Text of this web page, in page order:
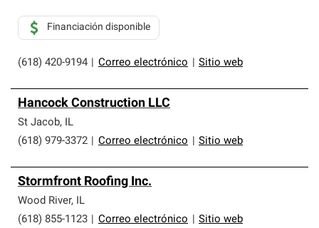
(618) 420-9194 Correo electrónico Sitio web
Financiación disponible
Hancock Construction LLC
St Jacob, IL
(618) 979-3372
Correo electrónico Sitio web
Stormfront Roofing Inc.
Wood River, IL
(618) 855-1123
Correo electrónico Sitio web